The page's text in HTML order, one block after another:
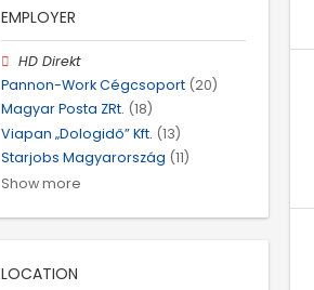
EMPLOYER
HD Direkt
Pannon-Work Cégcsoport (20)
Magyar Posta ZRt. (18)
Viapan „Dologidő” Kft. (13)
Starjobs Magyarország (11)
Show more
LOCATION